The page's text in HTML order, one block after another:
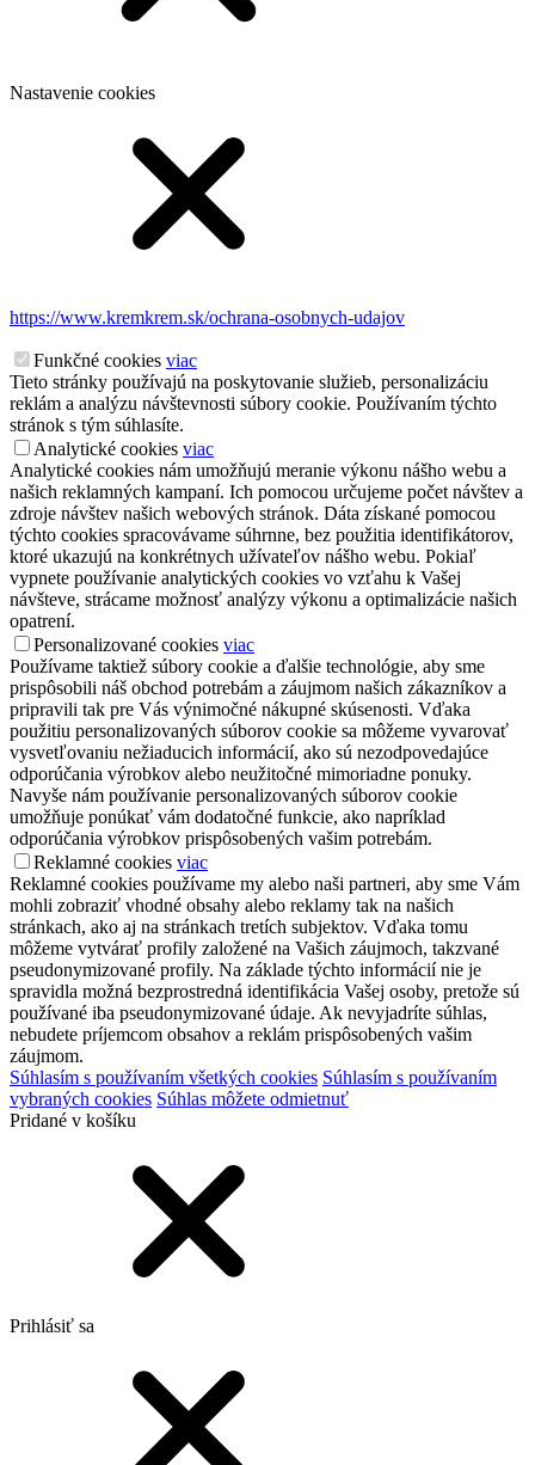
Nastavenie cookies
https://www.kremkrem.sk/ochrana-osobnych-udajov
Funkčné cookies viac
Tieto stránky používajú na poskytovanie služieb, personalizáciu
reklám a analýzu návštevnosti súbory cookie. Používaním týchto
stránok s tým súhlasíte.
Analytické cookies viac
Analytické cookies nám umožňujú meranie výkonu nášho webu a
našich reklamných kampaní. Ich pomocou určujeme počet návštev a
zdroje návštev našich webových stránok. Dáta získané pomocou
týchto cookies spracovávame súhrnne, bez použitia identifikátorov,
ktoré ukazujú na konkrétnych užívateľov nášho webu. Pokiaľ
vypnete používanie analytických cookies vo vzťahu k Vašej
návšteve, strácame možnosť analýzy výkonu a optimalizácie našich
opatrení.
Personalizované cookies viac
Používame taktiež súbory cookie a ďalšie technológie, aby sme
prispôsobili náš obchod potrebám a záujmom našich zákazníkov a
pripravili tak pre Vás výnimočné nákupné skúsenosti. Vďaka
použitiu personalizovaných súborov cookie sa môžeme vyvarovať
vysvetľovaniu nežiaducich informácií, ako sú nezodpovedajúce
odporúčania výrobkov alebo neužitočné mimoriadne ponuky.
Navyše nám používanie personalizovaných súborov cookie
umožňuje ponúkať vám dodatočné funkcie, ako napríklad
odporúčania výrobkov prispôsobených vašim potrebám.
Reklamné cookies viac
Reklamné cookies používame my alebo naši partneri, aby sme Vám
mohli zobraziť vhodné obsahy alebo reklamy tak na našich
stránkach, ako aj na stránkach tretích subjektov. Vďaka tomu
môžeme vytvárať profily založené na Vašich záujmoch, takzvané
pseudonymizované profily. Na základe týchto informácií nie je
spravidla možná bezprostredná identifikácia Vašej osoby, pretože sú
používané iba pseudonymizované údaje. Ak nevyjadríte súhlas,
nebudete príjemcom obsahov a reklám prispôsobených vašim
záujmom.
Súhlasím s používaním všetkých cookies Súhlasím s používaním
vybraných cookies Súhlas môžete odmietnuť
Pridané v košíku
Prihlásiť sa